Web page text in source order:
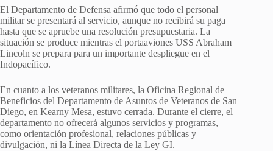
El Departamento de Defensa afirmó que todo el personal
militar se presentará al servicio, aunque no recibirá su paga
hasta que se apruebe una resolución presupuestaria. La
situación se produce mientras el portaaviones USS Abraham
Lincoln se prepara para un importante despliegue en el
Indopacífico.
En cuanto a los veteranos militares, la Oficina Regional de
Beneficios del Departamento de Asuntos de Veteranos de San
Diego, en Kearny Mesa, estuvo cerrada. Durante el cierre, el
departamento no ofrecerá algunos servicios y programas,
como orientación profesional, relaciones públicas y
divulgación, ni la Línea Directa de la Ley GI.